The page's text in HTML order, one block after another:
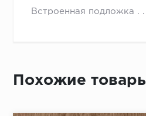
Встроенная подложка
Время доставки
Похожие